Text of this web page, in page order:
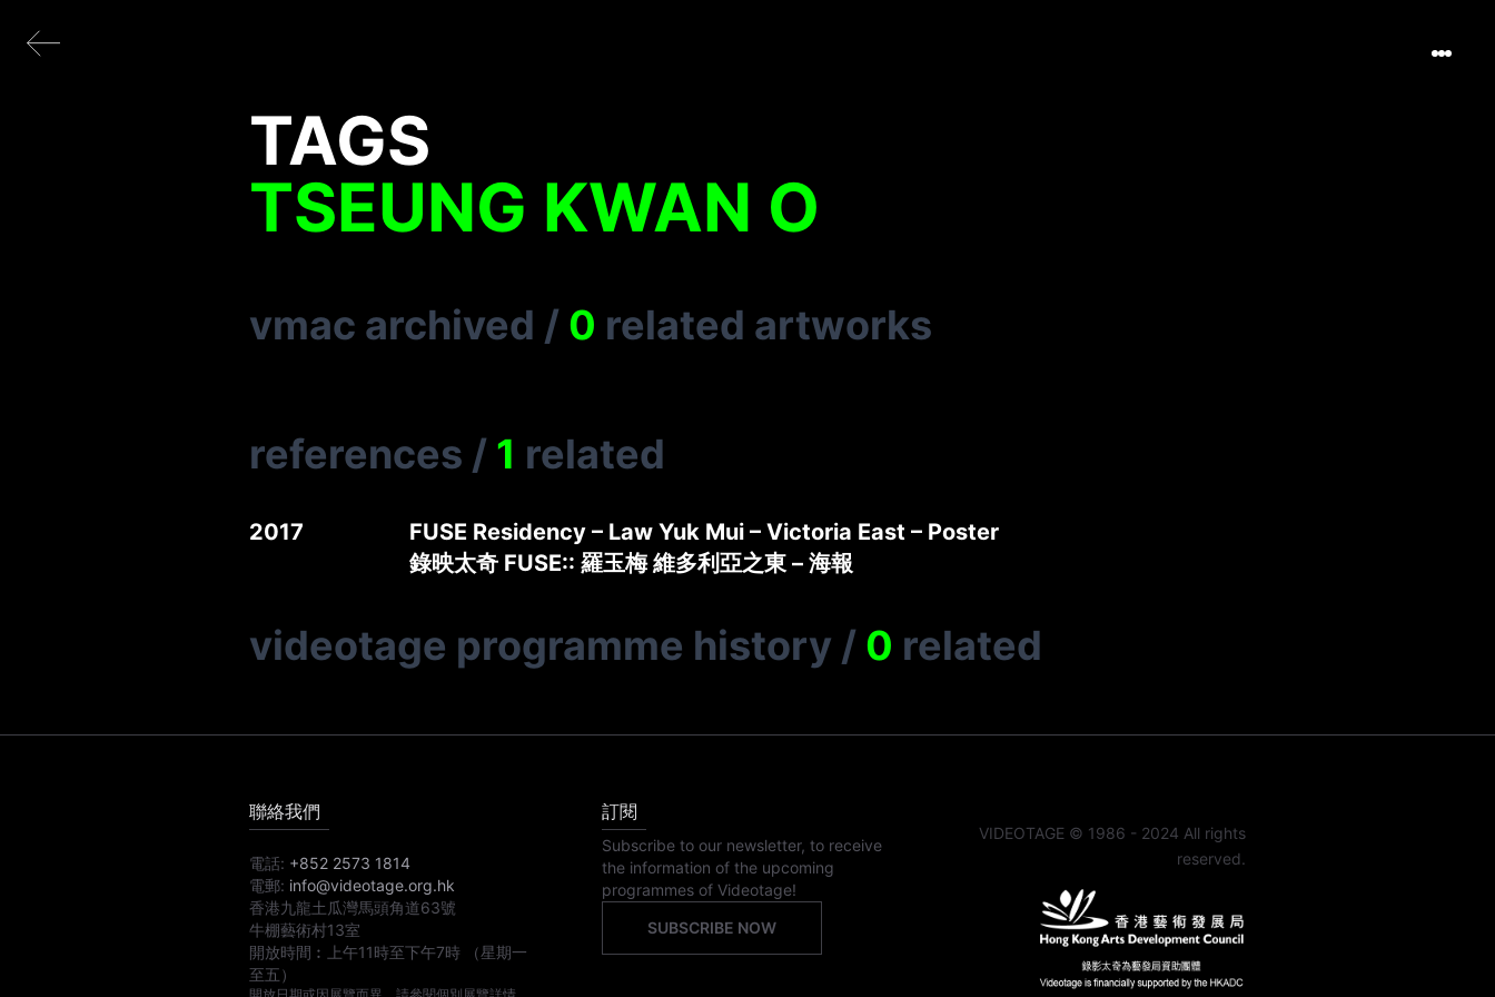
TAGS
TSEUNG KWAN O
vmac archived / 0 related artworks
references / 1 related
2017
FUSE Residency – Law Yuk Mui – Victoria East – Poster
錄映太奇 FUSE:: 羅玉梅 維多利亞之東 – 海報
videotage programme history / 0 related
聯絡我們
電話: +852 2573 1814
電郵: info@videotage.org.hk
香港九龍土瓜灣馬頭角道63號
牛棚藝術村13室
開放時間︰
上午11時至下午7時
（星期一
至五）
訂閱
Subscribe to our newsletter, to receive
the information of the upcoming
programmes of Videotage!
SUBSCRIBE NOW
VIDEOTAGE © 1986 - 2024 All rights
reserved.